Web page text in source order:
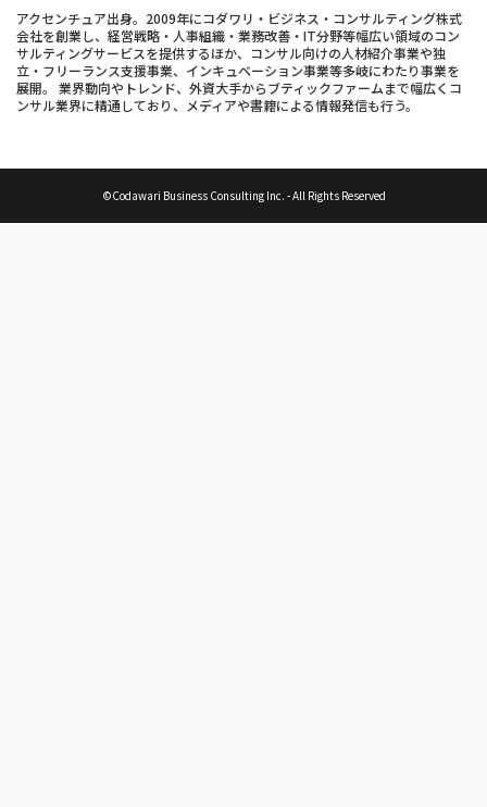
アクセンチュア出身。2009年にコダワリ・ビジネス・コンサルティング株式
会社を創業し、経営戦略・人事組織・業務改善・IT分野等幅広い領域のコン
サルティングサービスを提供するほか、コンサル向けの人材紹介事業や独
立・フリーランス支援事業、インキュベーション事業等多岐にわたり事業を
展開。 業界動向やトレンド、外資大手からブティックファームまで幅広くコ
ンサル業界に精通しており、メディアや書籍による情報発信も行う。
©Codawari Business Consulting Inc. - All Rights Reserved